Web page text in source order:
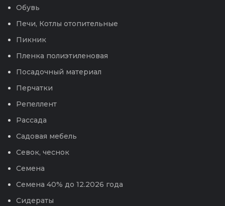
Обувь
Печи, Котлы отопительные
Пикник
Пленка полиэтиленовая
Посадочный материал
Перчатки
Репеллент
Рассада
Садовая мебель
Севок, чеснок
Семена
Семена 40% до 12.2026 года
Сидераты